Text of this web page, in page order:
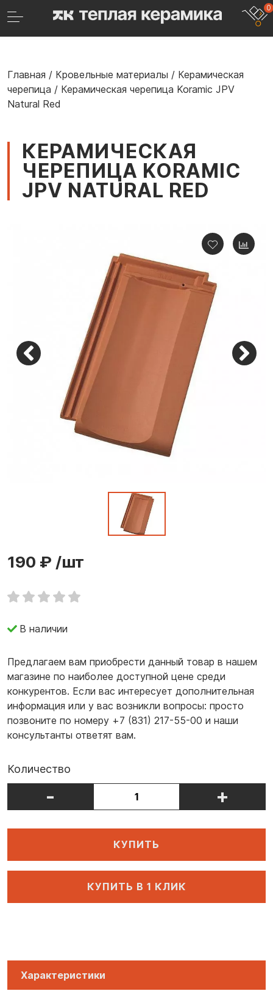
0
Главная / Кровельные материалы / Керамическая
черепица / Керамическая черепица Koramic JPV
Natural Red
КЕРАМИЧЕСКАЯ
ЧЕРЕПИЦА KORAMIC
JPV NATURAL RED
190 ₽ /шт
В наличии
Предлагаем вам приобрести данный товар в нашем
магазине по наиболее доступной цене среди
конкурентов. Если вас интересует дополнительная
информация или у вас возникли вопросы: просто
позвоните по номеру +7 (831) 217-55-00 и наши
консультанты ответят вам.
Количество
- +
КУПИТЬ
КУПИТЬ В 1 КЛИК
Характеристики